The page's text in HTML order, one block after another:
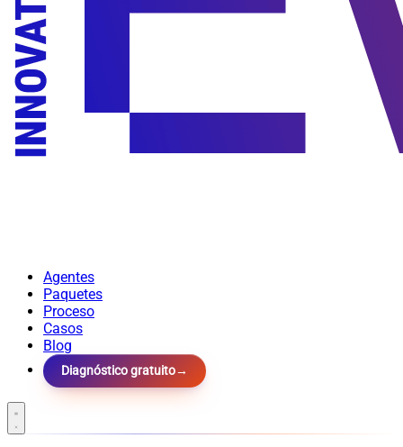
Agentes
Paquetes
Proceso
Casos
Blog
Diagnóstico gratuito→